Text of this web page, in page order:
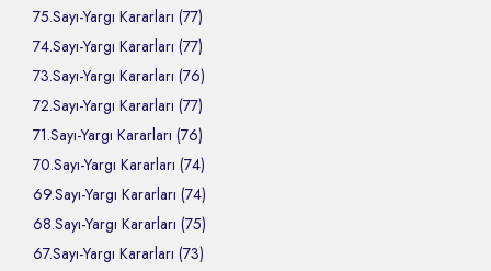
75.Sayı-Yargı Kararları (77)
74.Sayı-Yargı Kararları (77)
73.Sayı-Yargı Kararları (76)
72.Sayı-Yargı Kararları (77)
71.Sayı-Yargı Kararları (76)
70.Sayı-Yargı Kararları (74)
69.Sayı-Yargı Kararları (74)
68.Sayı-Yargı Kararları (75)
67.Sayı-Yargı Kararları (73)